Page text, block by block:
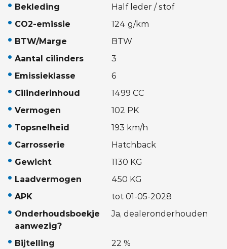
Bekleding
Half leder / stof
CO2-emissie
124 g/km
BTW/Marge
BTW
Aantal cilinders
3
Emissieklasse
6
Cilinderinhoud
1499 CC
Vermogen
102 PK
Topsnelheid
193 km/h
Carrosserie
Hatchback
Gewicht
1130 KG
Laadvermogen
450 KG
APK
tot 01-05-2028
Onderhoudsboekje
aanwezig?
Ja, dealeronderhouden
Bijtelling
22 %